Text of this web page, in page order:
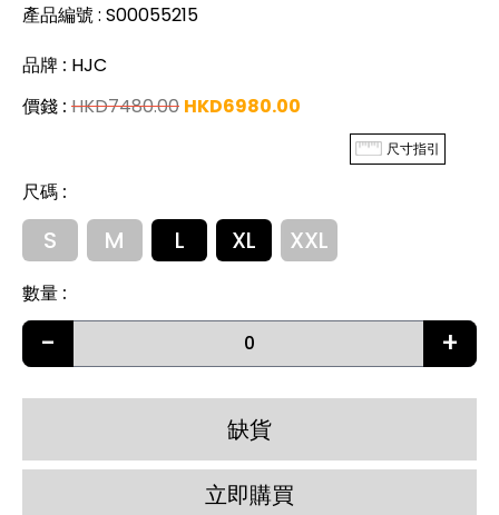
產品編號: S00055215
品牌 : HJC
價錢 : HKD7480.00 HKD6980.00
尺寸指引
數量 :
- +
尺碼 :
S M L XL XXL
缺貨
立即購買